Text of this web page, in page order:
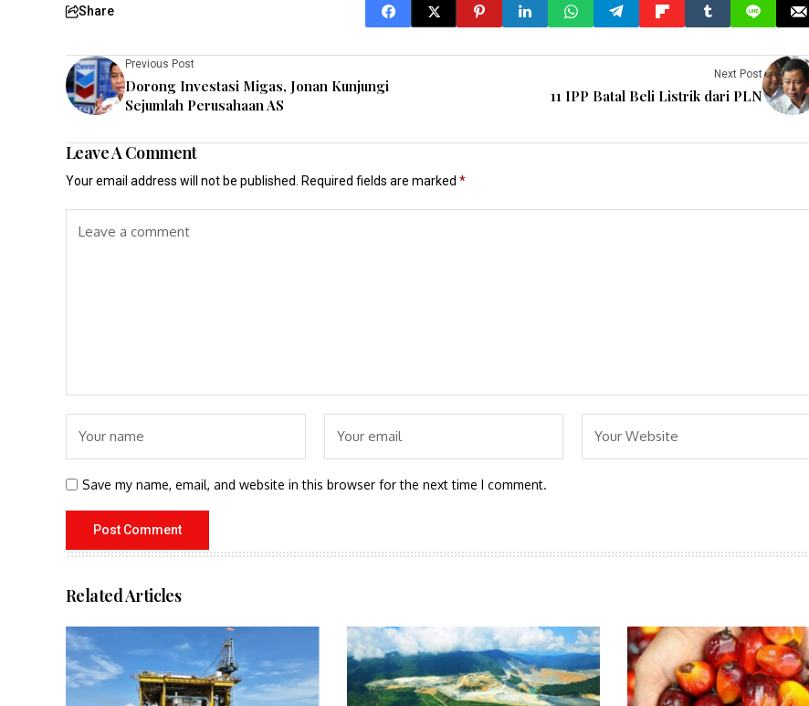
Share
Previous Post
Dorong Investasi Migas, Jonan Kunjungi
Sejumlah Perusahaan AS
Next Post
11 IPP Batal Beli Listrik dari PLN
Leave A Comment
Your email address will not be published. Required fields are marked *
Save my name, email, and website in this browser for the next time I comment.
Related Articles